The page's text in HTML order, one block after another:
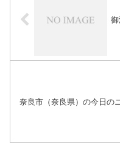
奈良市（奈良県）の今日の